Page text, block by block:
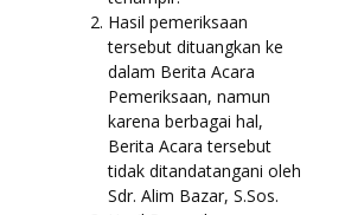
Hasil pemeriksaan
tersebut dituangkan ke
dalam Berita Acara
Pemeriksaan, namun
karena berbagai hal,
Berita Acara tersebut
tidak ditandatangani oleh
Sdr. Alim Bazar, S.Sos.